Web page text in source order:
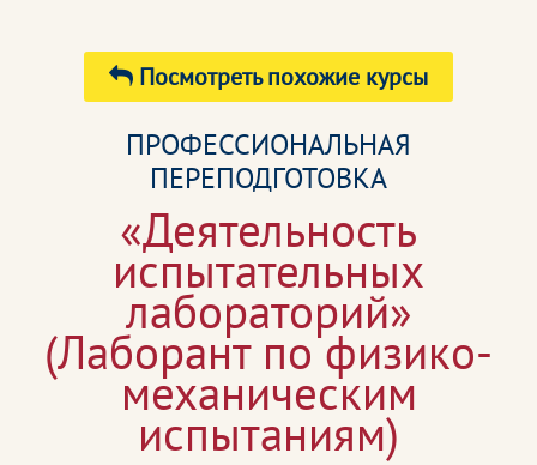
Посмотреть похожие курсы
ПРОФЕССИОНАЛЬНАЯ
ПЕРЕПОДГОТОВКА
«Деятельность
испытательных
лабораторий»
(Лаборант по физико-
механическим
испытаниям)